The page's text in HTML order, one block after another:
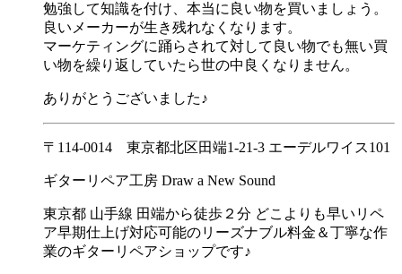
勉強して知識を付け、本当に良い物を買いましょう。
良いメーカーが生き残れなくなります。
マーケティングに踊らされて対して良い物でも無い買
い物を繰り返していたら世の中良くなりません。
ありがとうございました♪
〒114-0014 東京都北区田端1-21-3 エーデルワイス101
ギターリペア工房 Draw a New Sound
東京都 山手線 田端から徒歩２分 どこよりも早いリペ
ア早期仕上げ対応可能のリーズナブル料金＆丁寧な作
業のギターリペアショップです♪